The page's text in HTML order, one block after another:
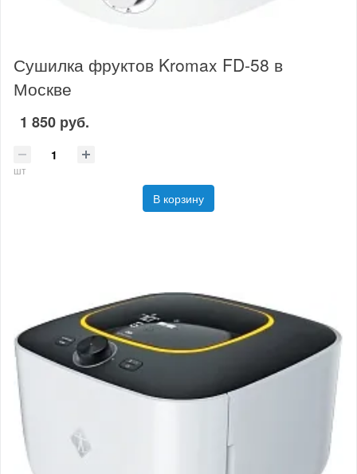
Сушилка фруктов Kromax FD-58 в
Москве
1 850 руб.
шт
В корзину